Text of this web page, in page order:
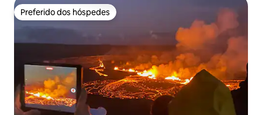
Preferido dos hóspedes
Preferido dos hóspedes